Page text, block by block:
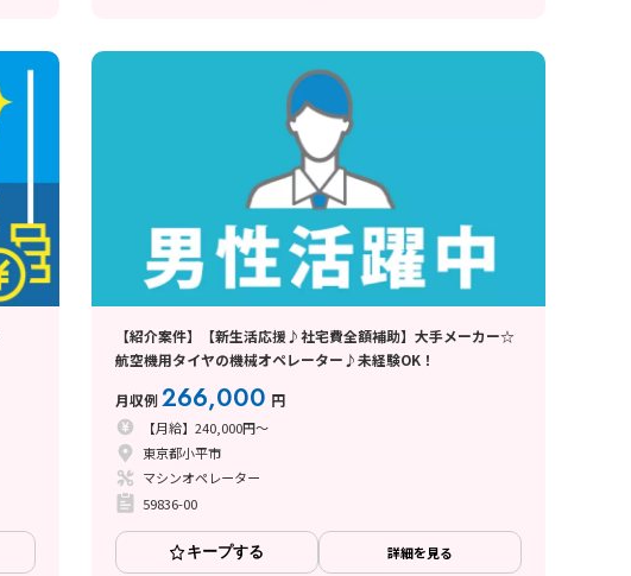
【紹介案件】【新生活応援♪社宅費全額補助】大手メーカー☆
航空機用タイヤの機械オペレーター♪未経験OK！
月収例266,000 円
【月給】240,000円～
東京都小平市
マシンオペレーター
59836-00
キープする 詳細を見る